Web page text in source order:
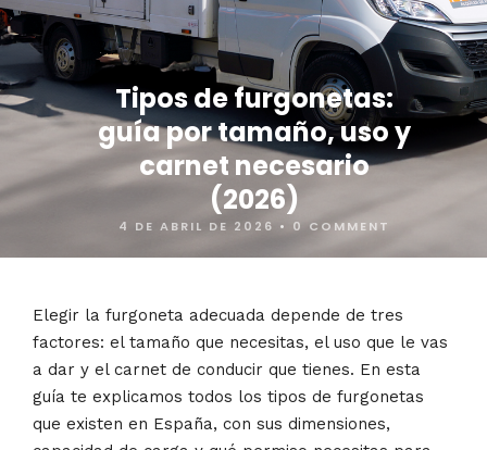
Tipos de furgonetas:
guía por tamaño, uso y
carnet necesario
(2026)
4 DE ABRIL DE 2026 • 0 COMMENT
Elegir la furgoneta adecuada depende de tres
factores: el tamaño que necesitas, el uso que le vas
a dar y el carnet de conducir que tienes. En esta
guía te explicamos todos los tipos de furgonetas
que existen en España, con sus dimensiones,